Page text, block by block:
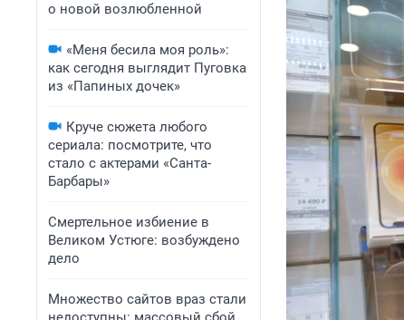
о новой возлюбленной
«Меня бесила моя роль»:
как сегодня выглядит Пуговка
из «Папиных дочек»
Круче сюжета любого
сериала: посмотрите, что
стало с актерами «Санта-
Барбары»
Смертельное избиение в
Великом Устюге: возбуждено
дело
Множество сайтов враз стали